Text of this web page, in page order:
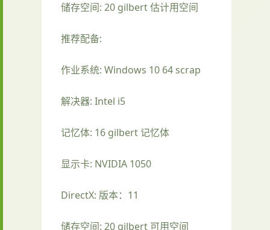
储存空间: 20 gilbert 估计用空间
推荐配备:
作业系统: Windows 10 64 scrap
解决器: Intel i5
记忆体: 16 gilbert 记忆体
显示卡: NVIDIA 1050
DirectX: 版本：11
储存空间: 20 gilbert 可用空间